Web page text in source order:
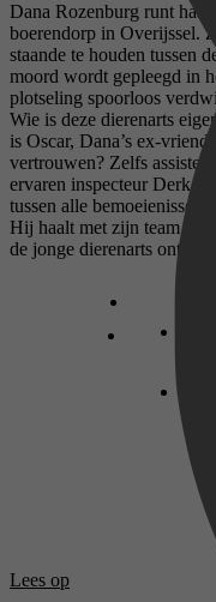
Dana Rozenburg runt haar
boerendorp in Overijssel.
staande te houden tussen
moord wordt gepleegd in
plotseling spoorloos
Wie is deze dierenarts
is Oscar, Dana’s ex-vriend
vertrouwen? Zelfs
ervaren inspecteur Derk
tussen alle bemoeienissen
Hij haalt met zijn team veel
de jonge dierenarts
Lees op